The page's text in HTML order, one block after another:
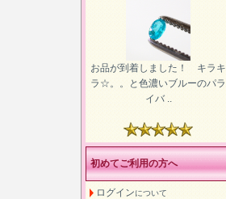
お品が到着しました！ キラキ
ラ☆。。と色濃いブルーのパラ
イバ ..
初めてご利用の方へ
ログインについて